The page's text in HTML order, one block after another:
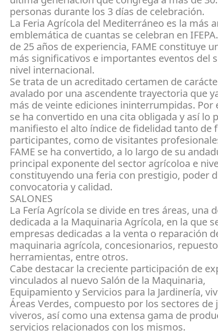
personas durante los 3 días de celebración.
La Feria Agrícola del Mediterráneo es la más
emblemática de cuantas se celebran en
de 25 años de experiencia, FAME constituye
más significativos e importantes eventos del
nivel internacional.
Se trata de un acreditado certamen de
avalado por una ascendente trayectoria que
más de veinte ediciones ininterrumpidas. Por
se ha convertido en una cita obligada y así lo
manifiesto el alto índice de fidelidad tanto de
participantes, como de visitantes
FAME se ha convertido, a lo largo de su
principal exponente del sector agrícoloa e
constituyendo una feria con prestigio, poder
convocatoria y calidad.
SALONES
La Fería Agrícola se divide en tres áreas, una
dedicada a la Maquinaria Agrícola, en la que
empresas dedicadas a la venta o reparación
maquinaria agrícola, concesionarios,
herramientas, entre otros.
Cabe destacar la creciente participación de
vinculados al nuevo Salón de la Maquinaria,
Equipamiento y Servicios para la Jardinería,
Áreas Verdes, compuesto por los sectores de
viveros, así como una extensa gama de
servicios relacionados con los mismos.